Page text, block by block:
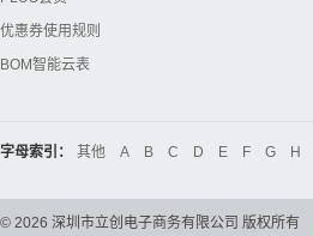
优惠券使用规则
BOM智能云表
字母索引： 其他 A B C D E F G H
© 2026 深圳市立创电子商务有限公司 版权所有